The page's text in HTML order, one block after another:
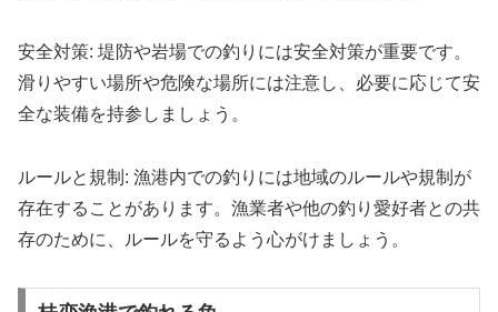
安全対策: 堤防や岩場での釣りには安全対策が重要です。
滑りやすい場所や危険な場所には注意し、必要に応じて安
全な装備を持参しましょう。
ルールと規制: 漁港内での釣りには地域のルールや規制が
存在することがあります。漁業者や他の釣り愛好者との共
存のために、ルールを守るよう心がけましょう。